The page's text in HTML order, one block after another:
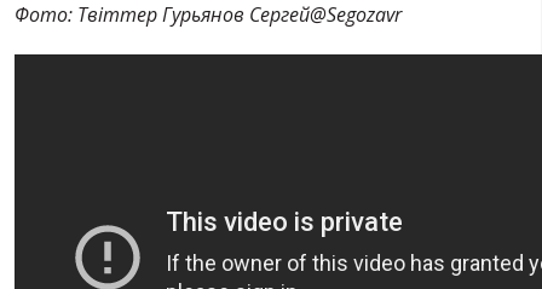
Фото: Твіттер Гурьянов Сергей‏@Segozavr